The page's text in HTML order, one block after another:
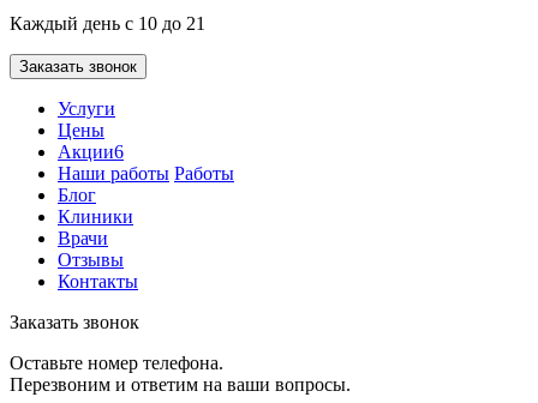
Каждый день с 10 до 21
Заказать звонок
Услуги
Цены
Акции6
Наши работы Работы
Блог
Клиники
Врачи
Отзывы
Контакты
Заказать звонок
Оставьте номер телефона.
Перезвоним и ответим на ваши вопросы.